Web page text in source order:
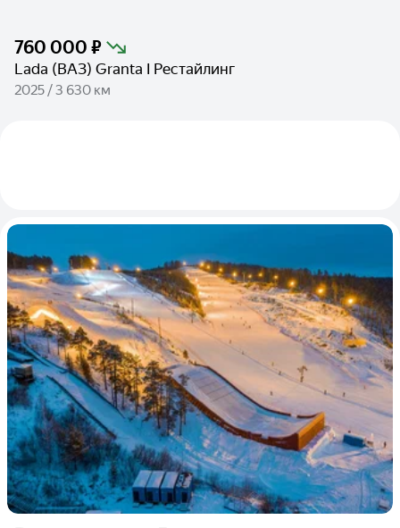
760 000 ₽
Lada (ВАЗ) Granta I Рестайлинг
2025 / 3 630 км